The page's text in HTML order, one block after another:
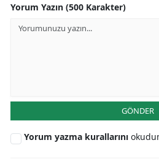
Yorum Yazın (500 Karakter)
GÖNDER
Yorum yazma kurallarını